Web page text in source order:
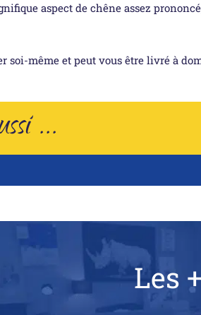
aspect de chêne assez
soi-même et peut vous être livré à
...
Les